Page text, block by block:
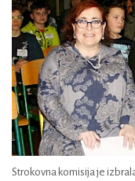
Strokovna komisija je